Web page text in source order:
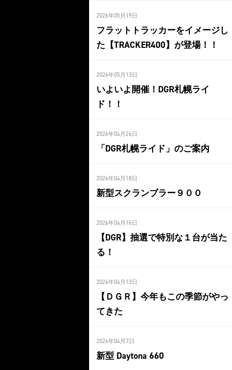
2026年05月19日
フラットトラッカーをイメージし
た【TRACKER400】が登場！！
2026年05月13日
いよいよ開催！DGR札幌ライ
ド！！
2026年04月26日
「DGR札幌ライド」のご案内
2026年04月18日
新型スクランブラー９００
2026年04月16日
【DGR】抽選で特別な１台が当た
る！
2026年04月13日
【ＤＧＲ】今年もこの季節がやっ
てきた
2026年04月7日
新型 Daytona 660